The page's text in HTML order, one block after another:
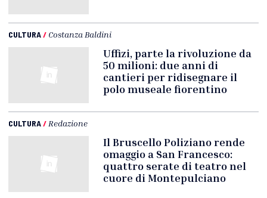
CULTURA/ Costanza Baldini
Uffizi, parte la rivoluzione da
50 milioni: due anni di
cantieri per ridisegnare il
polo museale fiorentino
CULTURA/ Redazione
Il Bruscello Poliziano rende
omaggio a San Francesco:
quattro serate di teatro nel
cuore di Montepulciano